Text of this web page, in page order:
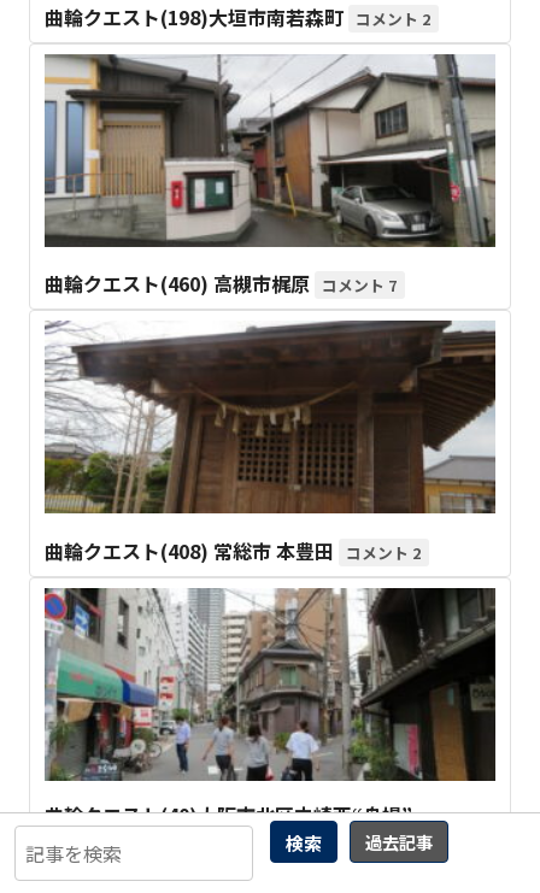
検索 過去記事
曲輪クエスト(198)大垣市南若森町 2
曲輪クエスト(460) 高槻市梶原 7
曲輪クエスト(408) 常総市 本豊田 2
曲輪クエスト(40)大阪市北区中崎西“舟場”
29